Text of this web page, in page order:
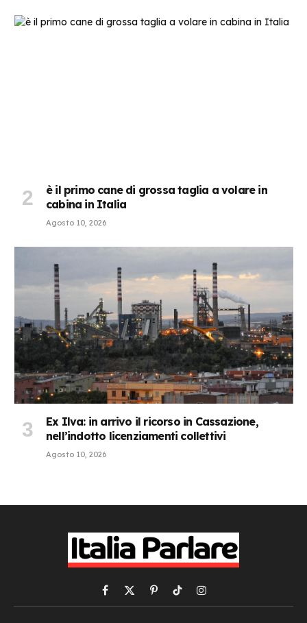
è il primo cane di grossa taglia a volare in
cabina in Italia
Agosto 10, 2026
Ex Ilva: in arrivo il ricorso in Cassazione,
nell’indotto licenziamenti collettivi
Agosto 10, 2026
Facebook
X
(Twitter)
PinterestTikTokInstagram